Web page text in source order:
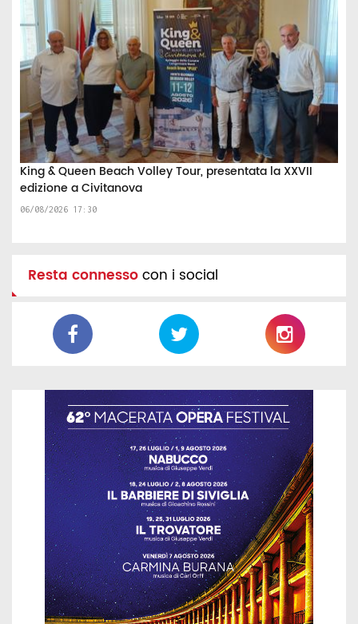
King & Queen Beach Volley Tour, presentata la XXVII
edizione a Civitanova
06/08/2026 17:30
Resta connessocon i social